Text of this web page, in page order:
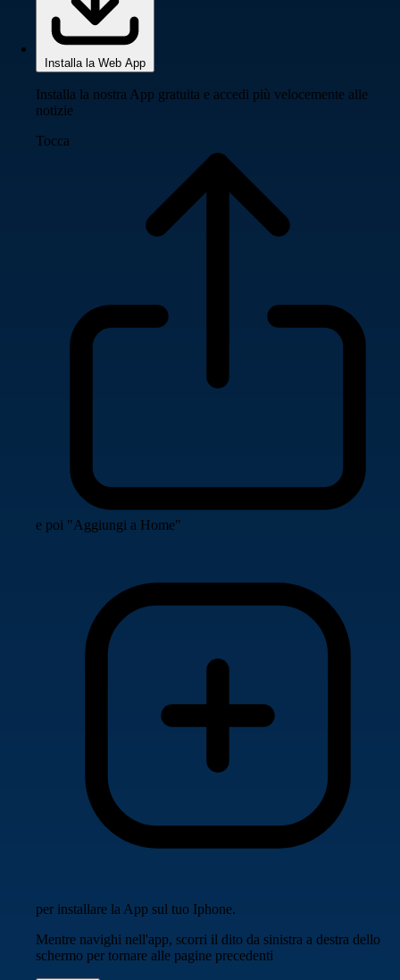
Installa la Web App
Installa la nostra App gratuita e accedi più velocemente alle
notizie
Tocca
e poi "Aggiungi a Home"
per installare la App sul tuo Iphone.
Mentre navighi nell'app, scorri il dito da sinistra a destra dello
schermo per tornare alle pagine precedenti